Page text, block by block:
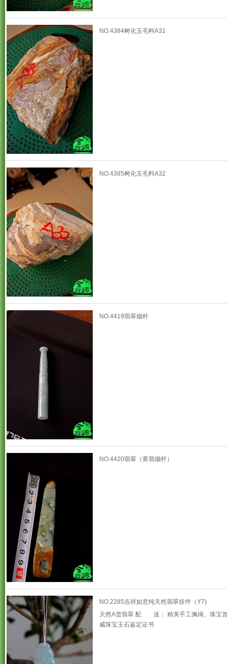
NO.4384树化玉毛料A31
NO.4385树化玉毛料A32
NO.4419翡翠烟杆
NO.4420翡翠（黄翡烟杆）
NO.2285吉祥如意纯天然翡翠挂件（Y7)
天然A货翡翠 配 送： 精美手工佩绳、珠宝
威珠宝玉石鉴定证书